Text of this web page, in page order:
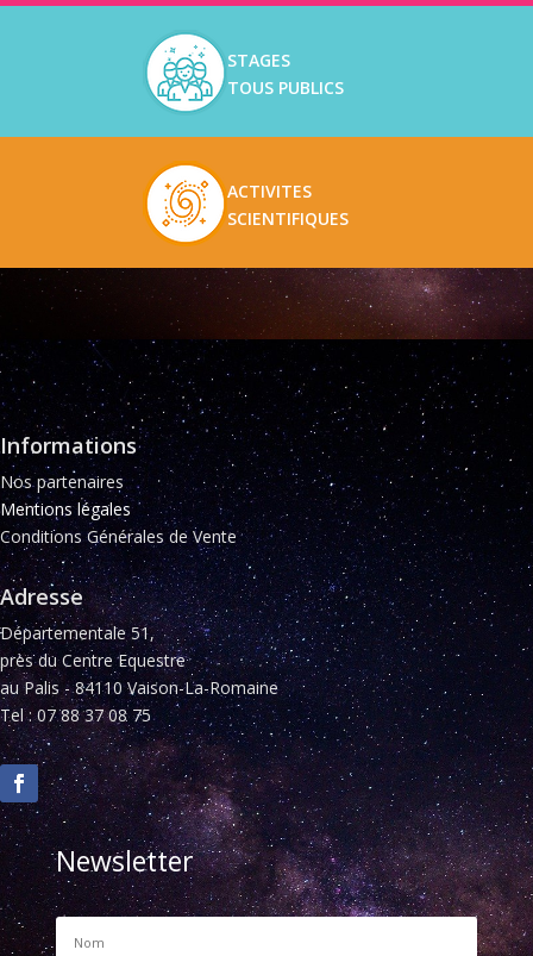
STAGES
TOUS PUBLICS
ACTIVITES
SCIENTIFIQUES
Informations
Nos partenaires
Mentions légales
Conditions Générales de Vente
Adresse
Départementale 51,
près du Centre Equestre
au Palis - 84110 Vaison-La-Romaine
Tel : 07 88 37 08 75
Newsletter